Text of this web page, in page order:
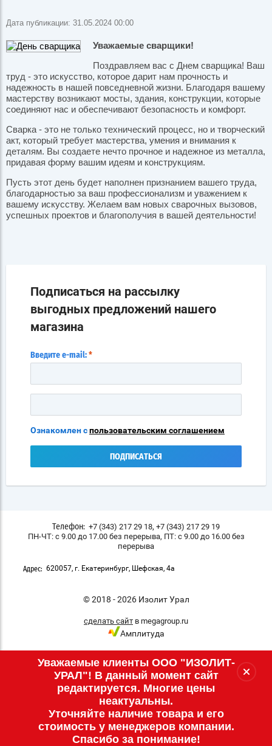
Дата публикации: 31.05.2024 00:00
Уважаемые сварщики!
Поздравляем вас с Днем сварщика! Ваш
труд - это искусство, которое дарит нам прочность и
надежность в нашей повседневной жизни. Благодаря вашему
мастерству возникают мосты, здания, конструкции, которые
соединяют нас и обеспечивают безопасность и комфорт.
Сварка - это не только технический процесс, но и творческий
акт, который требует мастерства, умения и внимания к
деталям. Вы создаете нечто прочное и надежное из металла,
придавая форму вашим идеям и конструкциям.
Пусть этот день будет наполнен признанием вашего труда,
благодарностью за ваш профессионализм и уважением к
вашему искусству. Желаем вам новых сварочных вызовов,
успешных проектов и благополучия в вашей деятельности!
Подписаться на рассылку
выгодных предложений нашего
магазина
Введите e-mail: *
Ознакомлен спользовательским соглашением
ПОДПИСАТЬСЯ
Телефон: +7 (343) 217 29 18, +7 (343) 217 29 19
ПН-ЧТ: с 9.00 до 17.00 без перерыва, ПТ: с 9.00 до 16.00 без
перерыва
Адрес: 620057, г. Екатеринбург, Шефская, 4а
© 2018 - 2026 Изолит Урал
сделать сайт в megagroup.ru
Амплитуда
Уважаемые клиенты ООО "ИЗОЛИТ-
УРАЛ"! В данный момент сайт
редактируется. Многие цены
неактуальны.
Уточняйте наличие товара и его
стоимость у менеджеров компании.
Спасибо за понимание!